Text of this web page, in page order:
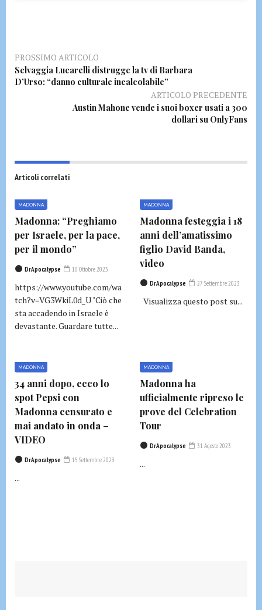
PROSSIMO ARTICOLO
Selvaggia Lucarelli distrugge la tv di Barbara
D’Urso: “danno culturale incalcolabile”
ARTICOLO PRECEDENTE
Austin Mahone vende i suoi boxer usati a 300
dollari su OnlyFans
Articoli correlati
MADONNA
Madonna: “Preghiamo
per Israele, per la pace,
per il mondo”
DrApocalypse 10 Ottobre 2023
https://www.youtube.com/wa
tch?v=VG3WkiL0d_U "Ciò che
sta accadendo in Israele è
devastante. Guardare tutte...
MADONNA
Madonna festeggia i 18
anni dell’amatissimo
figlio David Banda,
video
DrApocalypse 27 Settembre 2023
Visualizza questo post su...
MADONNA
34 anni dopo, ecco lo
spot Pepsi con
Madonna censurato e
mai andato in onda –
VIDEO
DrApocalypse 15 Settembre 2023
...
MADONNA
Madonna ha
ufficialmente ripreso le
prove del Celebration
Tour
DrApocalypse 31 Agosto 2023
...